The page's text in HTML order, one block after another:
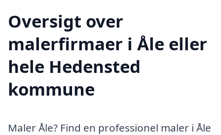
Oversigt over
malerfirmaer i Åle eller
hele Hedensted
kommune
Maler Åle? Find en professionel maler i Åle